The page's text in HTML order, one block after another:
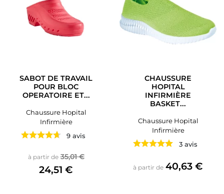
SABOT DE TRAVAIL
POUR BLOC
OPERATOIRE ET...
Chaussure Hopital
Infirmière
9 avis
à partir de Prix de base
35,01 €Prix
24,51 €
CHAUSSURE
HOPITAL
INFIRMIÈRE
BASKET...
Chaussure Hopital
Infirmière
3 avis
à partir de Prix
40,63 €